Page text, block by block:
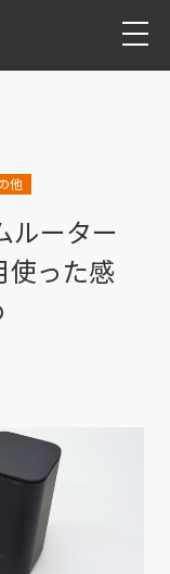
他
ルーター
使った感